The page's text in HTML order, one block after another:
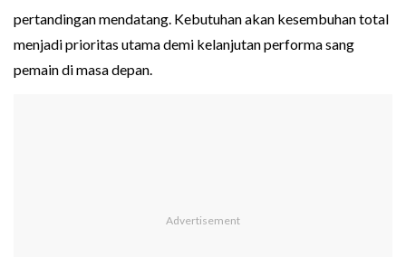
pertandingan mendatang. Kebutuhan akan kesembuhan total
menjadi prioritas utama demi kelanjutan performa sang
pemain di masa depan.